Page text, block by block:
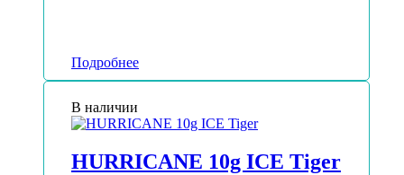
Подробнее
В наличии
HURRICANE 10g ICE Tiger